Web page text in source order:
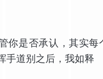
你是否承认，其实每
手道别之后，我如释